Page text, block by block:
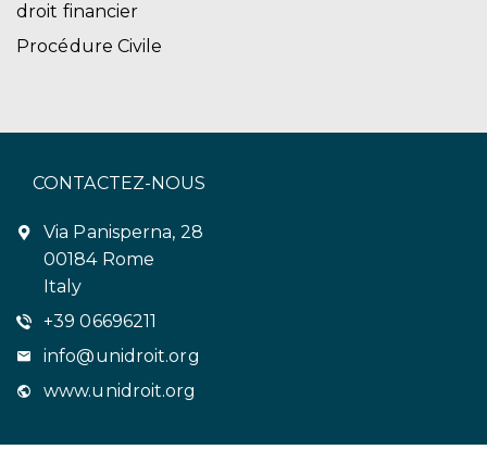
droit financier
Procédure Civile
CONTACTEZ-NOUS
Via Panisperna, 28
00184 Rome
Italy
+39 06696211
info@unidroit.org
www.unidroit.org